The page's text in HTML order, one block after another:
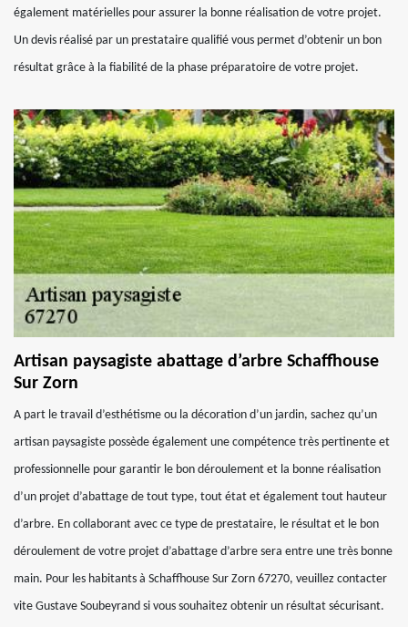
également matérielles pour assurer la bonne réalisation de votre projet.
Un devis réalisé par un prestataire qualifié vous permet d’obtenir un bon
résultat grâce à la fiabilité de la phase préparatoire de votre projet.
Artisan paysagiste abattage d’arbre Schaffhouse
Sur Zorn
A part le travail d’esthétisme ou la décoration d’un jardin, sachez qu’un
artisan paysagiste possède également une compétence très pertinente et
professionnelle pour garantir le bon déroulement et la bonne réalisation
d’un projet d’abattage de tout type, tout état et également tout hauteur
d’arbre. En collaborant avec ce type de prestataire, le résultat et le bon
déroulement de votre projet d’abattage d’arbre sera entre une très bonne
main. Pour les habitants à Schaffhouse Sur Zorn 67270, veuillez contacter
vite Gustave Soubeyrand si vous souhaitez obtenir un résultat sécurisant.